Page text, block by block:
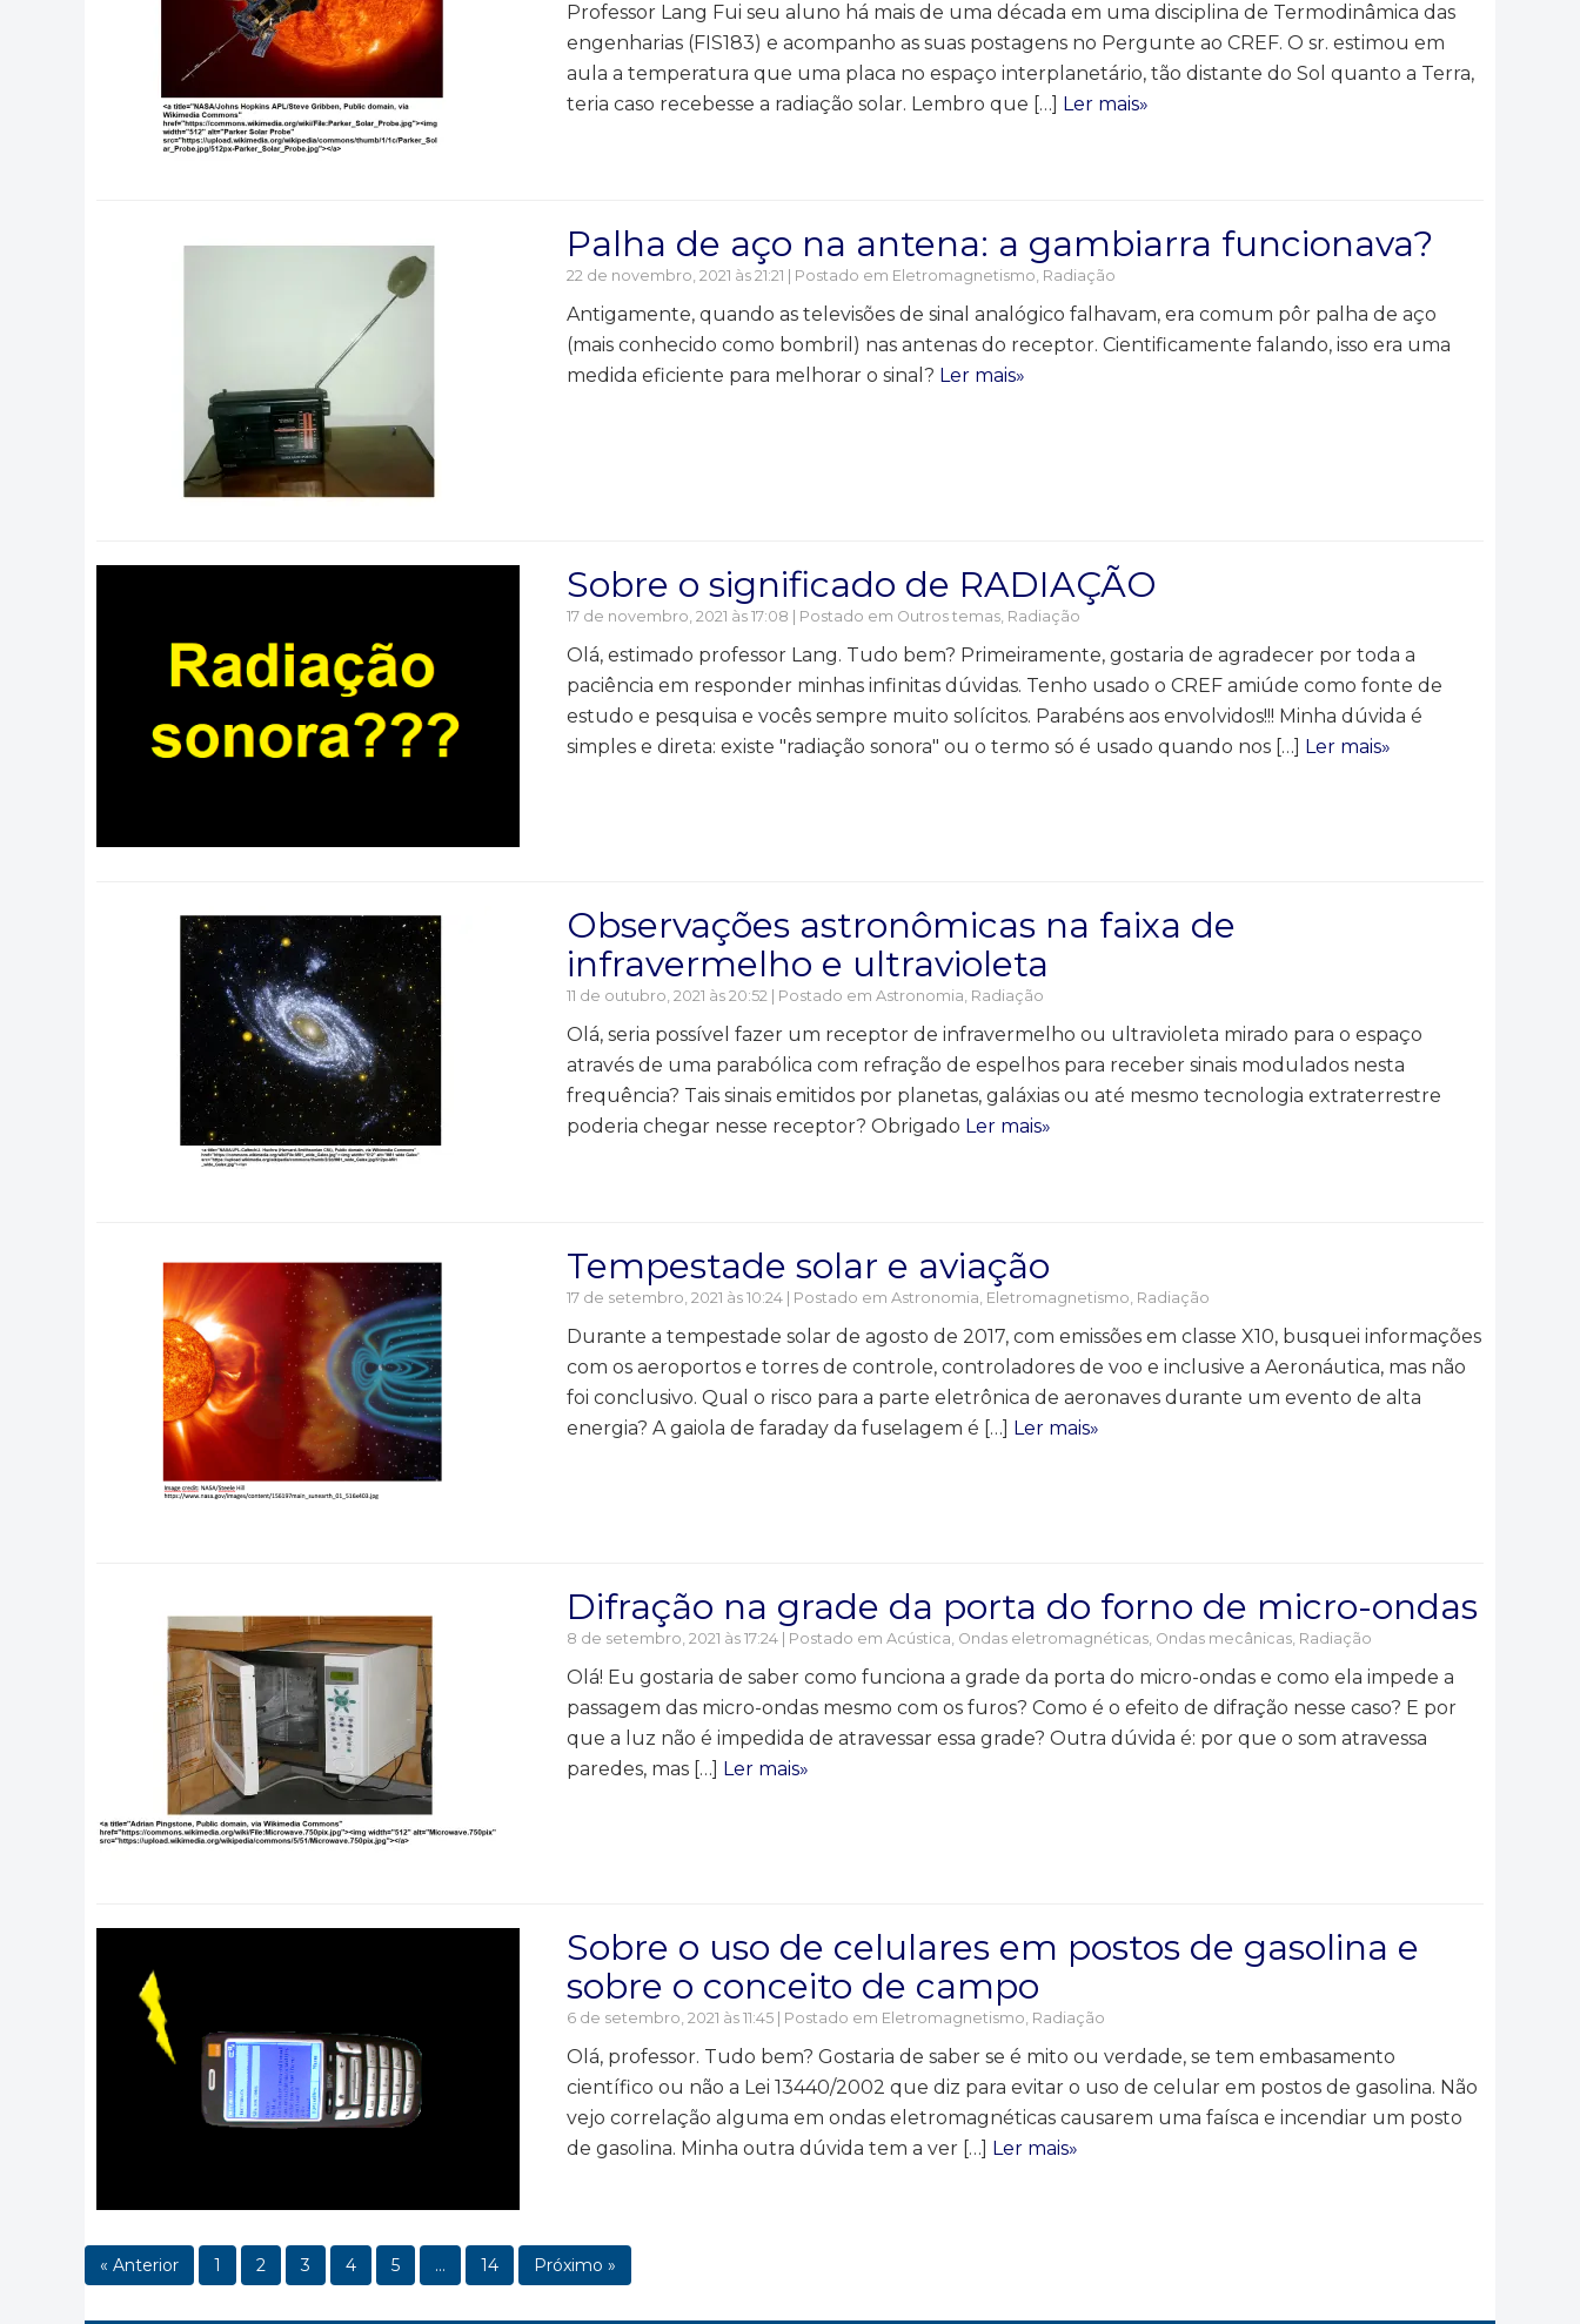
Professor Lang Fui seu aluno há mais de uma década em uma disciplina de Termodinâmica das
engenharias (FIS183) e acompanho as suas postagens no Pergunte ao CREF. O sr. estimou em
aula a temperatura que uma placa no espaço interplanetário, tão distante do Sol quanto a Terra,
teria caso recebesse a radiação solar. Lembro que […] Ler mais»
Palha de aço na antena: a gambiarra funcionava?
22 de novembro, 2021 às 21:21 | Postado em Eletromagnetismo, Radiação
Antigamente, quando as televisões de sinal analógico falhavam, era comum pôr palha de aço
(mais conhecido como bombril) nas antenas do receptor. Cientificamente falando, isso era uma
medida eficiente para melhorar o sinal? Ler mais»
Sobre o significado de RADIAÇÃO
17 de novembro, 2021 às 17:08 | Postado em Outros temas, Radiação
Olá, estimado professor Lang. Tudo bem? Primeiramente, gostaria de agradecer por toda a
paciência em responder minhas infinitas dúvidas. Tenho usado o CREF amiúde como fonte de
estudo e pesquisa e vocês sempre muito solícitos. Parabéns aos envolvidos!!! Minha dúvida é
simples e direta: existe "radiação sonora" ou o termo só é usado quando nos […] Ler mais»
Observações astronômicas na faixa de
infravermelho e ultravioleta
11 de outubro, 2021 às 20:52 | Postado em Astronomia, Radiação
Olá, seria possível fazer um receptor de infravermelho ou ultravioleta mirado para o espaço
através de uma parabólica com refração de espelhos para receber sinais modulados nesta
frequência? Tais sinais emitidos por planetas, galáxias ou até mesmo tecnologia extraterrestre
poderia chegar nesse receptor? Obrigado Ler mais»
Tempestade solar e aviação
17 de setembro, 2021 às 10:24 | Postado em Astronomia, Eletromagnetismo, Radiação
Durante a tempestade solar de agosto de 2017, com emissões em classe X10, busquei informações
com os aeroportos e torres de controle, controladores de voo e inclusive a Aeronáutica, mas não
foi conclusivo. Qual o risco para a parte eletrônica de aeronaves durante um evento de alta
energia? A gaiola de faraday da fuselagem é […] Ler mais»
Difração na grade da porta do forno de micro-ondas
8 de setembro, 2021 às 17:24 | Postado em Acústica, Ondas eletromagnéticas, Ondas mecânicas, Radiação
Olá! Eu gostaria de saber como funciona a grade da porta do micro-ondas e como ela impede a
passagem das micro-ondas mesmo com os furos? Como é o efeito de difração nesse caso? E por
que a luz não é impedida de atravessar essa grade? Outra dúvida é: por que o som atravessa
paredes, mas […] Ler mais»
Sobre o uso de celulares em postos de gasolina e
sobre o conceito de campo
6 de setembro, 2021 às 11:45 | Postado em Eletromagnetismo, Radiação
Olá, professor. Tudo bem? Gostaria de saber se é mito ou verdade, se tem embasamento
científico ou não a Lei 13440/2002 que diz para evitar o uso de celular em postos de gasolina. Não
vejo correlação alguma em ondas eletromagnéticas causarem uma faísca e incendiar um posto
de gasolina. Minha outra dúvida tem a ver […] Ler mais»
« Anterior 1 2 3 4 5 … 14 Próximo »